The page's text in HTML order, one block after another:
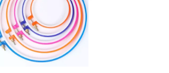
Ver detalles